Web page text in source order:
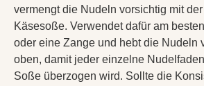
vermengt die Nudeln vorsichtig mit
Käsesoße. Verwendet dafür am
oder eine Zange und hebt die Nudeln
oben, damit jeder einzelne
Soße überzogen wird. Sollte die